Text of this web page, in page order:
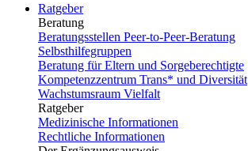
Ratgeber
Beratung
Beratungsstellen Peer-to-Peer-Beratung
Selbsthilfegruppen
Beratung für Eltern und Sorgeberechtigte
Kompetenzzentrum Trans* und Diversität
Wachstumsraum Vielfalt
Ratgeber
Medizinische Informationen
Rechtliche Informationen